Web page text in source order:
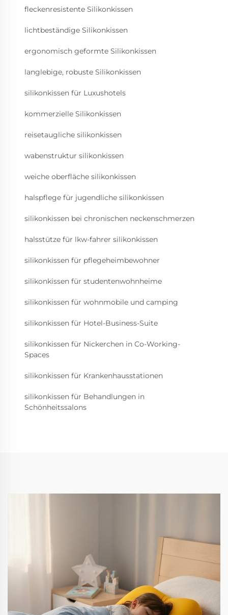
fleckenresistente Silikonkissen
lichtbeständige Silikonkissen
ergonomisch geformte Silikonkissen
langlebige, robuste Silikonkissen
silikonkissen für Luxushotels
kommerzielle Silikonkissen
reisetaugliche silikonkissen
wabenstruktur silikonkissen
weiche oberfläche silikonkissen
halspflege für jugendliche silikonkissen
silikonkissen bei chronischen neckenschmerzen
halsstütze für lkw-fahrer silikonkissen
silikonkissen für pflegeheimbewohner
silikonkissen für studentenwohnheime
silikonkissen für wohnmobile und camping
silikonkissen für Hotel-Business-Suite
silikonkissen für Nickerchen in Co-Working-
Spaces
silikonkissen für Krankenhausstationen
silikonkissen für Behandlungen in
Schönheitssalons